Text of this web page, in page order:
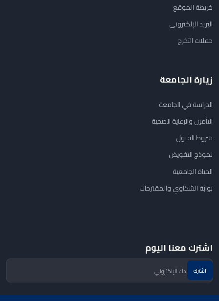
خريطة الموقع
البريد الإلكتروني
حفلات التخرج
زيارة الجامعة
الدراسة في الجامعة
التأمين والرعاية الصحية
شروط القبول
نموذج التفويض
الحياة الجامعية
بوابة الشكاوي والمقترحات
اشترك معنا اليوم